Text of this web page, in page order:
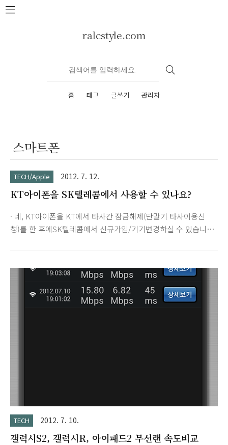
본문 바로가기
ralcstyle.com
홈 태그 글쓰기 관리자
스마트폰
TECH/Apple 2012. 7. 12.
KT아이폰을 SK텔레콤에서 사용할 수 있나요?
· 네, KT아이폰을 KT에서 타사간 잠금해제(단말기 타사이용신
청)를 한 후에SK텔레콤에서 신규가입/기기변경하실 수 있습니
기변시에는 별도의 단말기 타사이용신청 절차 없이 타사 단말기
에 SKT USIM카드를 장착하면"실시간 USIM이동"으로 바로 사
용할 수 있습니다. · 단말기를 타 이동통신사에서 이용할 경우 음
성/문자/영상통화의 기본 서비스만 지원되며데이터서비스는 지
TECH 2012. 7. 10.
갤럭시S2, 갤럭시R, 아이패드2 무선랜 속도비교